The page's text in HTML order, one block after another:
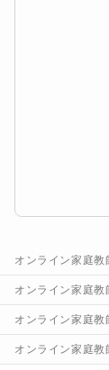
オンライン家庭教
オンライン家庭教
オンライン家庭教
オンライン家庭教